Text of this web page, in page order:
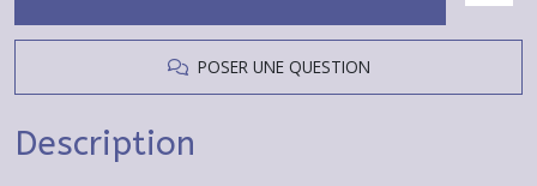
POSER UNE QUESTION
Description